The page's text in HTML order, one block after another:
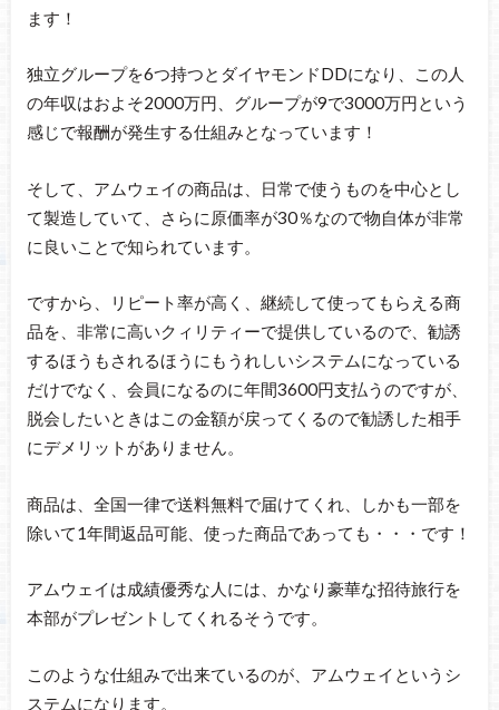
ます！
独立グループを6つ持つとダイヤモンドDDになり、この人
の年収はおよそ2000万円、グループが9で3000万円という
感じで報酬が発生する仕組みとなっています！
そして、アムウェイの商品は、日常で使うものを中心とし
て製造していて、さらに原価率が30％なので物自体が非常
に良いことで知られています。
ですから、リピート率が高く、継続して使ってもらえる商
品を、非常に高いクィリティーで提供しているので、勧誘
するほうもされるほうにもうれしいシステムになっている
だけでなく、会員になるのに年間3600円支払うのですが、
脱会したいときはこの金額が戻ってくるので勧誘した相手
にデメリットがありません。
商品は、全国一律で送料無料で届けてくれ、しかも一部を
除いて1年間返品可能、使った商品であっても・・・です！
アムウェイは成績優秀な人には、かなり豪華な招待旅行を
本部がプレゼントしてくれるそうです。
このような仕組みで出来ているのが、アムウェイというシ
ステムになります。